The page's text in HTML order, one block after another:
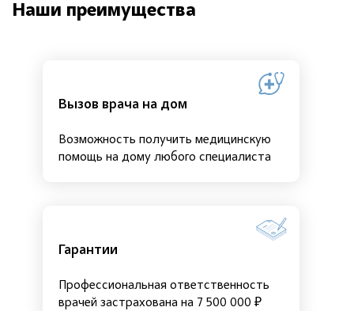
Наши преимущества
Вызов врача на дом
Возможность получить медицинскую
помощь на дому любого специалиста
Гарантии
Профессиональная ответственность
врачей застрахована на 7 500 000 ₽